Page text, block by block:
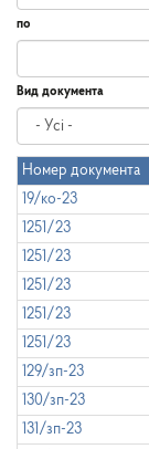
з
по
Дата
по
Вид документа
Номер документа
19/ко-23
1251/23
1251/23
1251/23
1251/23
1251/23
129/зп-23
130/зп-23
131/зп-23